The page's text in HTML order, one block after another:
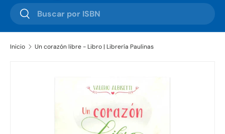
Buscar
Buscar
Inicio Un corazón libre - Libro | Librería Paulinas